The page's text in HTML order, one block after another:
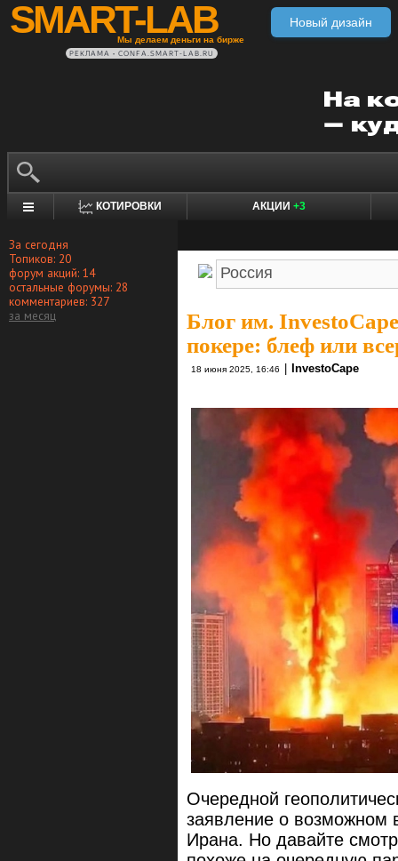
SMART-LAB
Мы делаем деньги на бирже
Новый дизайн
РЕКЛАМА • CONFA.SMART-LAB.RU
КОТИРОВКИ АКЦИИ +3
За сегодня
Топиков: 20
форум акций: 14
остальные форумы: 28
комментариев: 327
за месяц
Блог им. InvestoCape
покере: блеф или
18 июня 2025, 16:46 InvestoCape
Очередной
заявление о возможном
Ирана. Но давайте